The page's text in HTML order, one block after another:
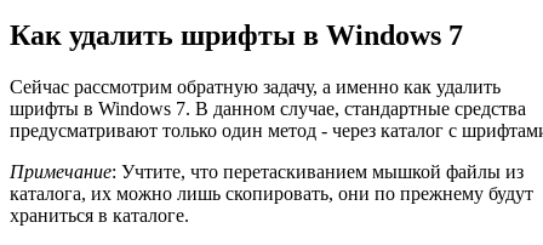
Как удалить шрифты в Windows 7
Сейчас рассмотрим обратную задачу, а именно как удалить
шрифты в Windows 7. В данном случае, стандартные средства
предусматривают только один метод - через каталог с
Примечание: Учтите, что перетаскиванием мышкой файлы из
каталога, их можно лишь скопировать, они по прежнему будут
храниться в каталоге.